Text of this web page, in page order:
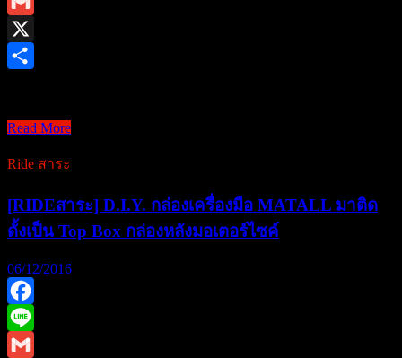
ได้
เล้ย
Gmail
X
[Rideสาระ]
เมื่อ
คู่
เก่ง
อ้า
รับ
ลม
ตอน
Read More
Ride สาระ
[RIDEสาระ] D.I.Y. กล่องเครื่องมือ MATALL มาติด
ดั้งเป็น Top Box กล่องหลังมอเตอร์ไซค์
06/12/2016
Facebook
Line